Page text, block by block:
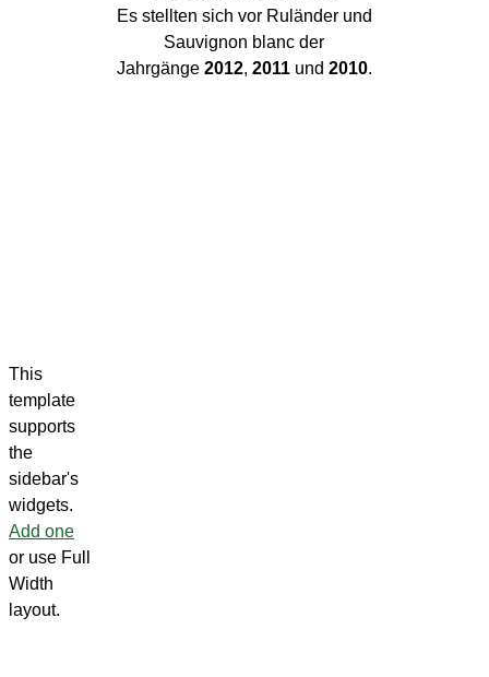
Es stellten sich vor Ruländer und
Sauvignon blanc der
Jahrgänge 2012, 2011und 2010.
This
template
supports
the
sidebar's
widgets.
Add one
or use Full
Width
layout.